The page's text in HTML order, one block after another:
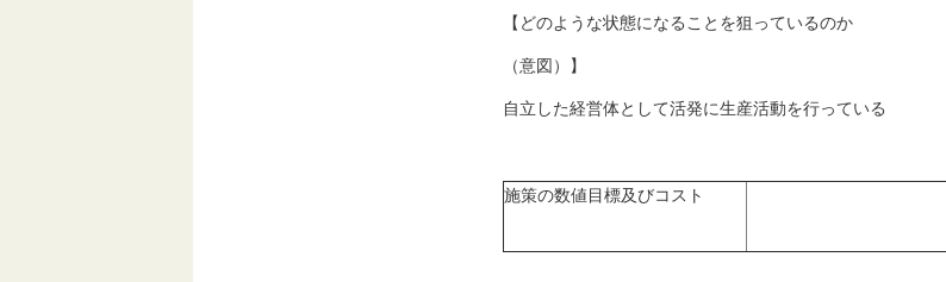
【どのような状態になることを狙っているのか
（意図）】
自立した経営体として活発に生産活動を行っている
施策の数値目標及びコスト